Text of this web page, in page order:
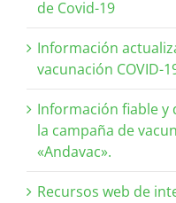
de Covid-19
Información
vacunación COVID-
Información fiable y
la campaña de
«Andavac».
Recursos web de